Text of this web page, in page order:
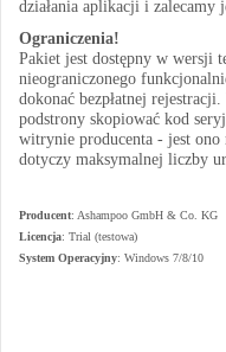
działania aplikacji i zalecamy
Ograniczenia!
Pakiet jest dostępny w wersji
nieograniczonego
dokonać bezpłatnej
podstrony skopiować kod
witrynie producenta - jest
dotyczy maksymalnej liczby
Producent: Ashampoo GmbH & Co. KG
Licencja: Trial (testowa)
System Operacyjny: Windows 7/8/10